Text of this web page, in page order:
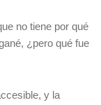
no tiene por qué
¿pero qué fue
y la